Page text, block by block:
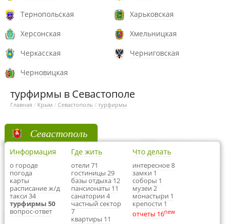
Тернопольская
Харьковская
Херсонская
Хмельницкая
Черкасская
Черниговская
Черновицкая
турфирмы в Севастополе
Главная / Крым / Севастополь / турфирмы
Севастополь
Информация
о городе
погода
карты
расписание ж/д
такси 34
турфирмы 50
вопрос-ответ
Где жить
отели 71
гостиницы 29
базы отдыха 12
пансионаты 11
санатории 4
частный сектор
7
квартиры 11
Что делать
интересное 8
замки 1
соборы 1
музеи 2
монастыри 1
крепости 1
отчеты 16new